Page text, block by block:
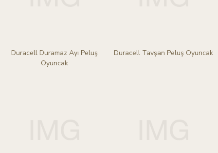
Duracell Duramaz Ayı Peluş
Oyuncak
Duracell Tavşan Peluş Oyuncak